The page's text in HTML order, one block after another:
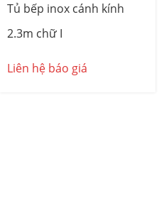
Tủ bếp inox cánh kính
2.3m chữ I
Liên hệ báo giá